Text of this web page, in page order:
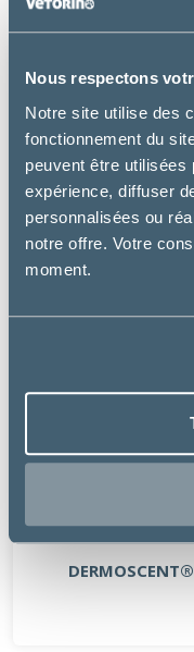
Nous respectons
Notre site utilise des
fonctionnement du
peuvent être utilisées
expérience, diffuser
personnalisées ou
notre offre. Votre
moment.